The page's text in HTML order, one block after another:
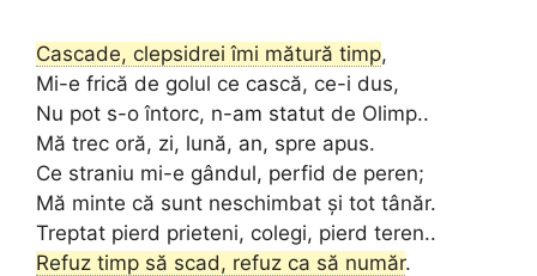
Cascade, clepsidrei îmi mătură timp,
Mi-e frică de golul ce cască, ce-i dus,
Nu pot s-o întorc, n-am statut de Olimp..
Mă trec oră, zi, lună, an, spre apus.
Ce straniu mi-e gândul, perfid de peren;
Mă minte că sunt neschimbat şi tot tânăr.
Treptat pierd prieteni, colegi, pierd teren..
Refuz timp să scad, refuz ca să număr.